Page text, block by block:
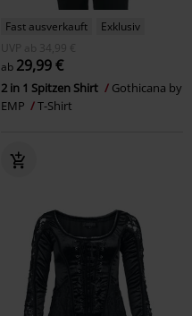
Fast ausverkauft
Exklusiv
UVP
ab
34,99 €
ab 29,99 €
2 in 1 Spitzen Shirt
Gothicana by
EMP
T-Shirt